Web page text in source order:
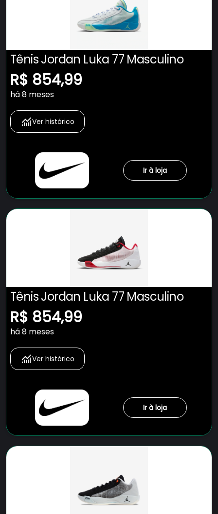
Tênis Jordan Luka 77 Masculino
R$ 854,99
há 8 meses
Ver histórico
Ir à loja
Tênis Jordan Luka 77 Masculino
R$ 854,99
há 8 meses
Ver histórico
Ir à loja